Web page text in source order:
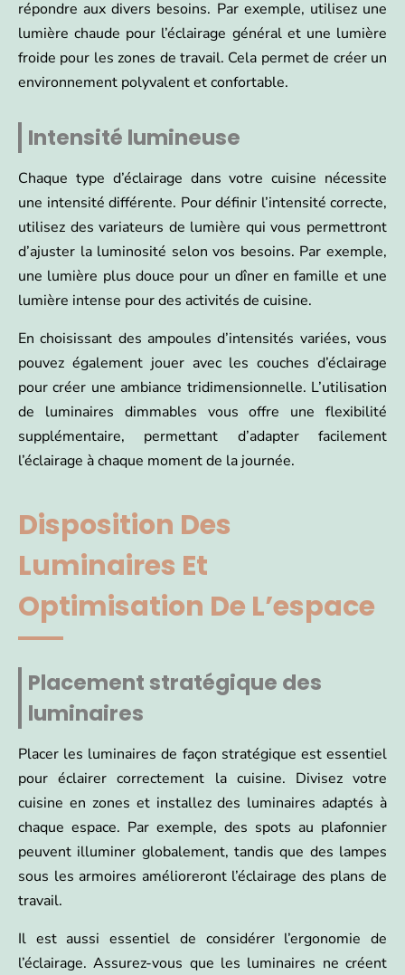
répondre aux divers besoins. Par exemple, utilisez une
lumière chaude pour l’éclairage général et une lumière
froide pour les zones de travail. Cela permet de créer un
environnement polyvalent et confortable.
Intensité lumineuse
Chaque type d’éclairage dans votre cuisine nécessite
une intensité différente. Pour définir l’intensité correcte,
utilisez des variateurs de lumière qui vous permettront
d’ajuster la luminosité selon vos besoins. Par exemple,
une lumière plus douce pour un dîner en famille et une
lumière intense pour des activités de cuisine.
En choisissant des ampoules d’intensités variées, vous
pouvez également jouer avec les couches d’éclairage
pour créer une ambiance tridimensionnelle. L’utilisation
de luminaires dimmables vous offre une flexibilité
supplémentaire, permettant d’adapter facilement
l’éclairage à chaque moment de la journée.
Disposition Des
Luminaires Et
Optimisation De L’espace
Placement stratégique des
luminaires
Placer les luminaires de façon stratégique est essentiel
pour éclairer correctement la cuisine. Divisez votre
cuisine en zones et installez des luminaires adaptés à
chaque espace. Par exemple, des spots au plafonnier
peuvent illuminer globalement, tandis que des lampes
sous les armoires amélioreront l’éclairage des plans de
travail.
Il est aussi essentiel de considérer l’ergonomie de
l’éclairage. Assurez-vous que les luminaires ne créent